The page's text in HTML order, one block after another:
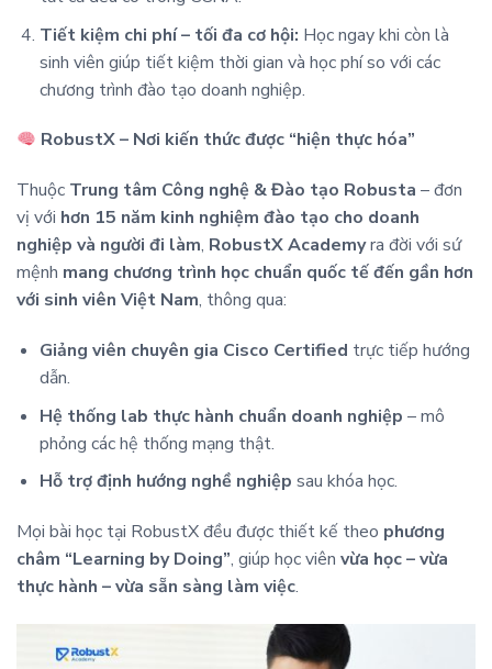
Tiết kiệm chi phí – tối đa cơ hội: Học ngay khi còn là
sinh viên giúp tiết kiệm thời gian và học phí so với các
chương trình đào tạo doanh nghiệp.
RobustX – Nơi kiến thức được “hiện thực hóa”
Thuộc Trung tâm Công nghệ & Đào tạo Robusta – đơn
vị với hơn 15 năm kinh nghiệm đào tạo cho doanh
nghiệp và người đi làm, RobustX Academyra đời với sứ
mệnh mang chương trình học chuẩn quốc tế đến gần hơn
với sinh viên Việt Nam, thông qua:
Giảng viên chuyên gia Cisco Certified trực tiếp hướng
dẫn.
Hệ thống lab thực hành chuẩn doanh nghiệp – mô
phỏng các hệ thống mạng thật.
Hỗ trợ định hướng nghề nghiệp sau khóa học.
Mọi bài học tại RobustX đều được thiết kế theo phương
châm “Learning by Doing”, giúp học viên vừa học – vừa
thực hành – vừa sẵn sàng làm việc.